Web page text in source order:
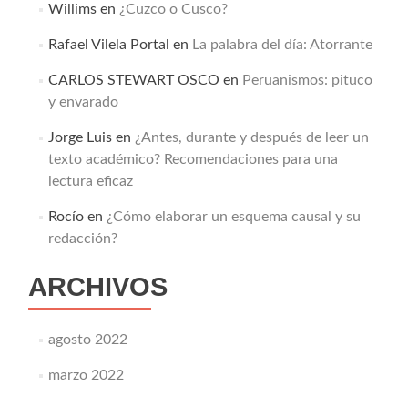
Willimsen ¿Cuzco o Cusco?
Rafael Vilela Portal en La palabra del día: Atorrante
CARLOS STEWART OSCO en Peruanismos: pituco
y envarado
Jorge Luisen ¿Antes, durante y después de leer un
texto académico? Recomendaciones para una
lectura eficaz
Rocíoen ¿Cómo elaborar un esquema causal y su
redacción?
ARCHIVOS
agosto 2022
marzo 2022